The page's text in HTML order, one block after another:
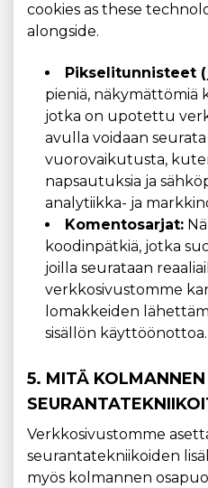
cookies as these
alongside.
Pikselitunnisteet
pieniä, näkymättömiä
jotka on upotettu
avulla voidaan
vuorovaikutusta,
napsautuksia ja
analytiikka- ja
Komentosarjat:
koodinpätkiä, jotka
joilla seurataan
verkkosivustomme
lomakkeiden
sisällön käyttöönottoa.
5. MITÄ
Verkkosivustomme
seurantatekniikoiden
myös kolmannen